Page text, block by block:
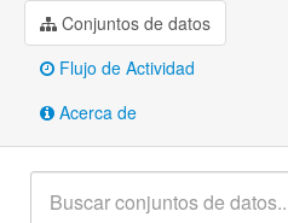
Conjuntos de datos
Flujo de Actividad
Acerca de